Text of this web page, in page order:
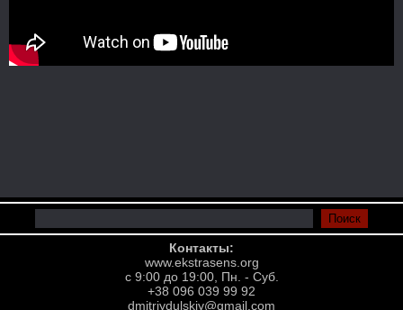
Контакты:
www.ekstrasens.org
с 9:00 до 19:00, Пн. - Суб.
+38 096 039 99 92
dmitriydulskiy@gmail.com